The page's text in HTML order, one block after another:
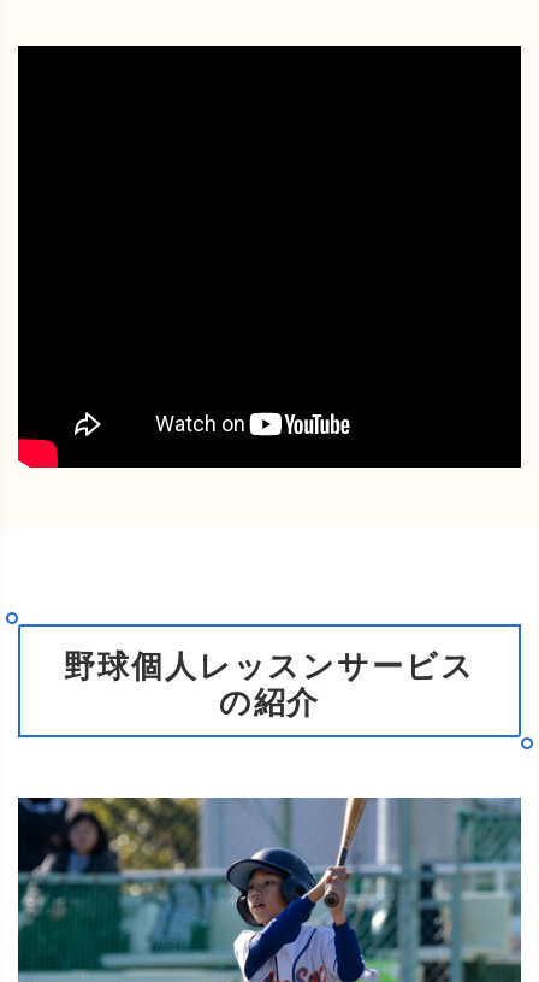
野球個人レッスンサービス
の紹介